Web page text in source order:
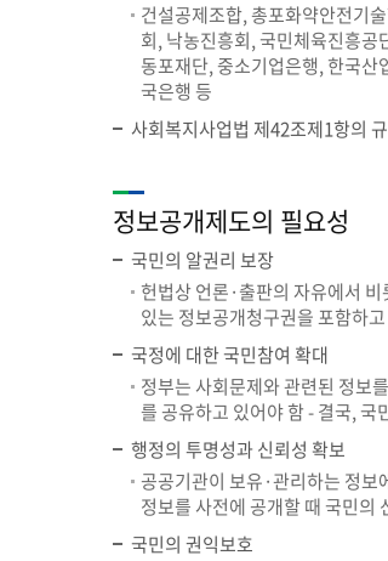
건설공제조합, 총포화약안전기
회, 낙농진흥회, 국민체육진흥
동포재단, 중소기업은행, 한국
국은행 등
사회복지사업법 제42조제1항의
정보공개제도의 필요성
국민의 알권리 보장
헌법상 언론·출판의 자유에서
있는 정보공개청구권을 포함하
국정에 대한 국민참여 확대
정부는 사회문제와 관련된 정보
를 공유하고 있어야 함 - 결국,
행정의 투명성과 신뢰성 확보
공공기관이 보유·관리하는 정보
정보를 사전에 공개할 때 국민의
국민의 권익보호